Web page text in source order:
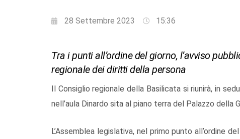
28 Settembre 2023 15:36
Tra i punti all’ordine del giorno, l’avviso
regionale dei diritti della persona
Il Consiglio regionale della Basilicata si riunirà, in
nell’aula Dinardo sita al piano terra del Palazzo della
L’Assemblea legislativa, nel primo punto all’ordine